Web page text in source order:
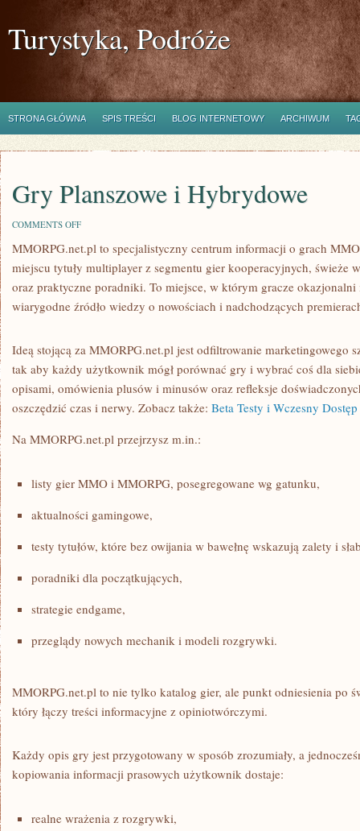
Turystyka, Podróże
STRONA GŁÓWNA SPIS TREŚCI BLOG INTERNETOWY ARCHIWUM
Gry Planszowe i Hybrydowe
COMMENTS OFFON
PLANSZOWE
HYBRYDOWE
MMORPG.net.pl to specjalistyczny centrum informacji o grach
miejscu tytuły multiplayer z segmentu gier kooperacyjnych, świeże
oraz praktyczne poradniki. To miejsce, w którym gracze
wiarygodne źródło wiedzy o nowościach i nadchodzących
Ideą stojącą za MMORPG.net.pl jest odfiltrowanie marketingowego
tak aby każdy użytkownik mógł porównać gry i wybrać coś dla
opisami, omówienia plusów i minusów oraz refleksje
oszczędzić czas i nerwy. Zobacz także: Beta Testy i Wczesny Dostęp
Na MMORPG.net.pl przejrzysz m.in.:
listy gier MMO i MMORPG, posegregowane wg gatunku,
aktualności gamingowe,
testy tytułów, które bez owijania w bawełnę wskazują zalety i
poradniki dla początkujących,
strategie endgame,
przeglądy nowych mechanik i modeli rozgrywki.
MMORPG.net.pl to nie tylko katalog gier, ale punkt odniesienia po
który łączy treści informacyjne z opiniotwórczymi.
Każdy opis gry jest przygotowany w sposób zrozumiały, a
kopiowania informacji prasowych użytkownik dostaje:
realne wrażenia z rozgrywki,